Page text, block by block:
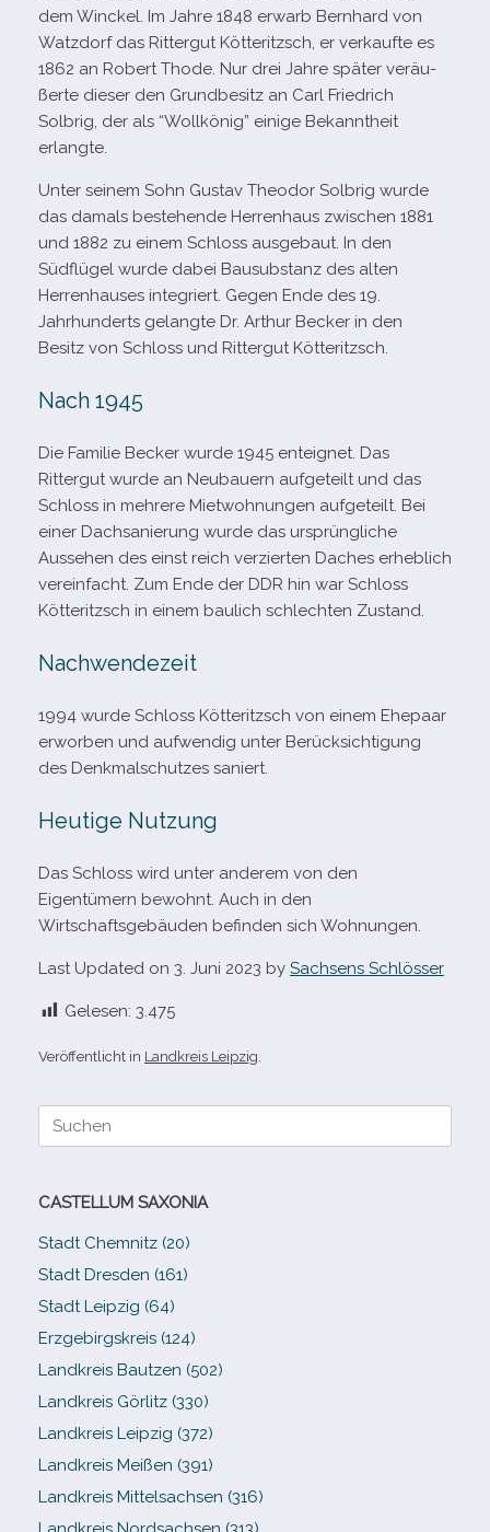
dem Winckel. Im Jahre 1848 erwarb Bernhard von
Watzdorf das Rittergut Kötteritzsch, er ver­kaufte es
1862 an Robert Thode. Nur drei Jahre spä­ter ver­äu­
ßerte die­ser den Grundbesitz an Carl Friedrich
Solbrig, der als “Wollkönig” einige Bekanntheit
erlangte.
Unter sei­nem Sohn Gustav Theodor Solbrig wurde
das damals bestehende Herrenhaus zwi­schen 1881
und 1882 zu einem Schloss aus­ge­baut. In den
Südflügel wurde dabei Bausubstanz des alten
Herrenhauses inte­griert. Gegen Ende des 19.
Jahrhunderts gelangte Dr. Arthur Becker in den
Besitz von Schloss und Rittergut Kötteritzsch.
Nach 1945
Die Familie Becker wurde 1945 ent­eig­net. Das
Rittergut wurde an Neubauern auf­ge­teilt und das
Schloss in meh­rere Mietwohnungen auf­ge­teilt. Bei
einer Dachsanierung wurde das ursprüng­li­che
Aussehen des einst reich ver­zier­ten Daches erheb­lich
ver­ein­facht. Zum Ende der DDR hin war Schloss
Kötteritzsch in einem bau­lich schlech­ten Zustand.
Nachwendezeit
1994 wurde Schloss Kötteritzsch von einem Ehepaar
erwor­ben und auf­wen­dig unter Berücksichtigung
des Denkmalschutzes saniert.
Heutige Nutzung
Das Schloss wird unter ande­rem von den
Eigentümern bewohnt. Auch in den
Wirtschaftsgebäuden befin­den sich Wohnungen.
Last Updated on 3. Juni 2023 by Sachsens Schlösser
Gelesen: 3.475
Veröffentlicht in Landkreis Leipzig
Suche
CASTELLUM SAXONIA
Stadt Chemnitz (20)
Stadt Dresden (161)
Stadt Leipzig (64)
Erzgebirgskreis (124)
Landkreis Bautzen (502)
Landkreis Görlitz (330)
Landkreis Leipzig (372)
Landkreis Meißen (391)
Landkreis Mittelsachsen (316)